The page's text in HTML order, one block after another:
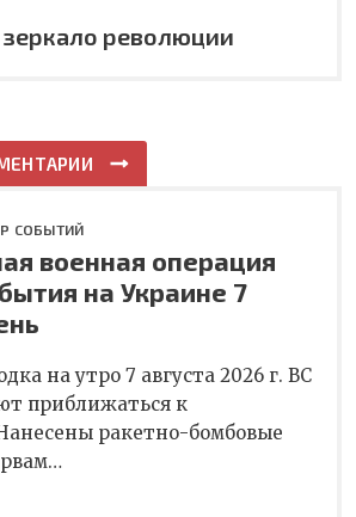
революции
СОБЫТИЙ
военная операция
на Украине 7
на утро 7 августа 2026 г. ВС
приближаться к
ракетно-бомбовые